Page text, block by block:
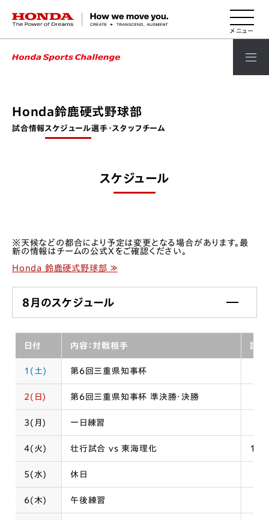
HONDA The Power of Dreams
Honda鈴鹿硬式野球部
試合情報スケジュール選手・スタッフチーム
スケジュール
※天候などの都合により予定は変更となる場合があります。最
新の情報はチームの公式Xをご確認ください。
Honda 鈴鹿硬式野球部 ≫
8月のスケジュール
日 付 内容：対戦相手 試
1(土) 第6回三重県知事杯
2(日) 第6回三重県知事杯 準決勝・決勝
3(月) 一日練習
4(火) 壮行試合 vs 東海理化
5(水) 休日
6(木) 午後練習